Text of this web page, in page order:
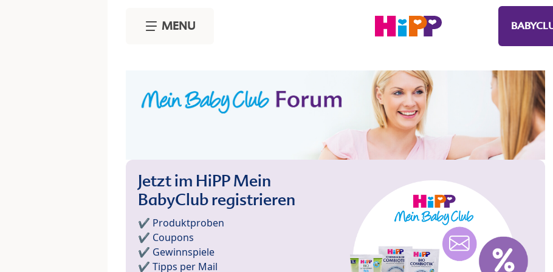
MENU
Jetzt im HiPP Mein
BabyClub registrieren
✔️ Produktproben
✔️ Coupons
✔️ Gewinnspiele
✔️ Tipps per Mail